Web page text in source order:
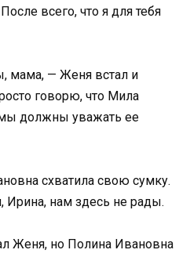
всего, что я для тебя
мама, — Женя встал и
говорю, что Мила
мы должны уважать ее
схватила свою сумку.
Ирина, нам здесь не рады.
Женя, но Полина Ивановна